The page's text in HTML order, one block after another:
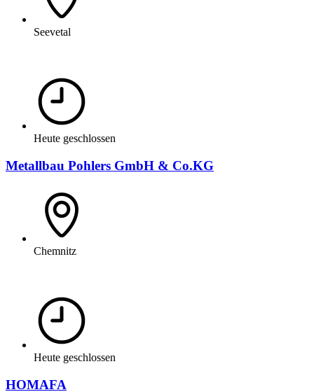
Seevetal
Heute geschlossen
Metallbau Pohlers GmbH & Co.KG
Chemnitz
Heute geschlossen
HOMAFA